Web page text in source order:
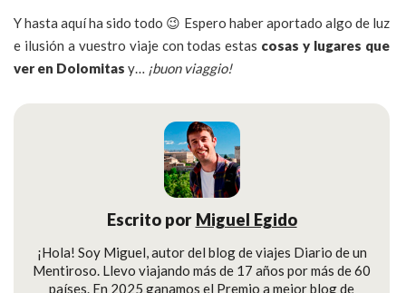
Y hasta aquí ha sido todo 😉 Espero haber aportado algo de luz
e ilusión a vuestro viaje con todas estas cosas y lugares que
ver en Dolomitas y… ¡buon viaggio!
Escrito por Miguel Egido
¡Hola! Soy Miguel, autor del blog de viajes Diario de un
Mentiroso. Llevo viajando más de 17 años por más de 60
países. En 2025 ganamos el Premio a mejor blog de